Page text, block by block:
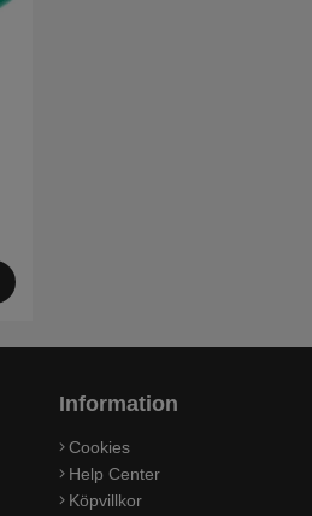
Information
Cookies
Help Center
Köpvillkor